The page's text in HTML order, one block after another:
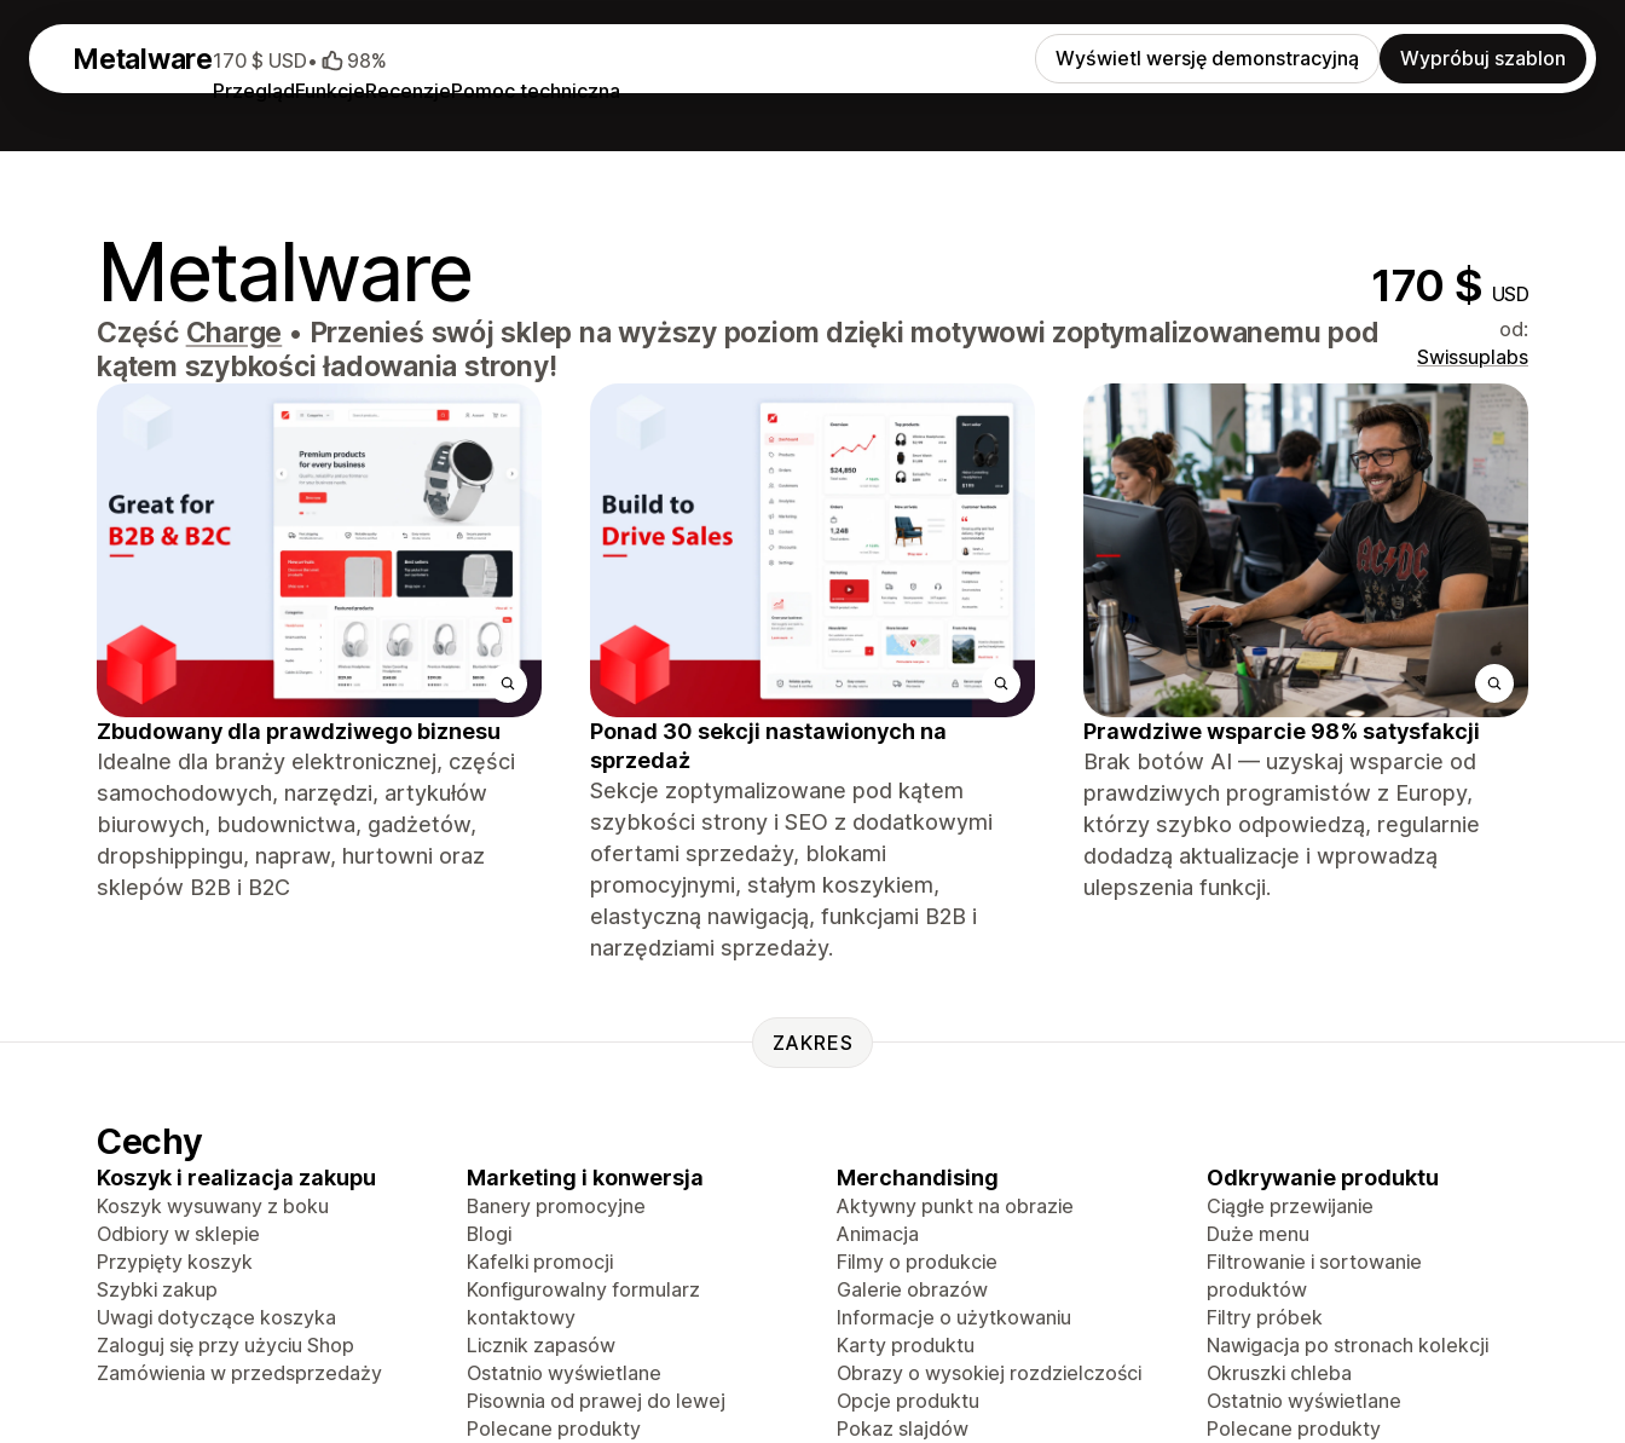
Metalware
PrzeglądFunkcjeRecenzjePomoc techniczna
170 $ USD• 98% Wyświetl wersję demonstracyjną Wypróbuj szablon
Metalware 170 $ USD
Część Charge • Przenieś swój sklep na wyższy poziom dzięki motywowi zoptymalizowanemu pod
kątem szybkości ładowania strony!
od:
Swissuplabs
Zbudowany dla prawdziwego biznesu
Idealne dla branży elektronicznej, części
samochodowych, narzędzi, artykułów
biurowych, budownictwa, gadżetów,
dropshippingu, napraw, hurtowni oraz
sklepów B2B i B2C
Ponad 30 sekcji nastawionych na
sprzedaż
Sekcje zoptymalizowane pod kątem
szybkości strony i SEO z dodatkowymi
ofertami sprzedaży, blokami
promocyjnymi, stałym koszykiem,
elastyczną nawigacją, funkcjami B2B i
narzędziami sprzedaży.
Prawdziwe wsparcie 98% satysfakcji
Brak botów AI — uzyskaj wsparcie od
prawdziwych programistów z Europy,
którzy szybko odpowiedzą, regularnie
dodadzą aktualizacje i wprowadzą
ulepszenia funkcji.
ZAKRES
Cechy
Koszyk i realizacja zakupu
Koszyk wysuwany z boku
Odbiory w sklepie
Przypięty koszyk
Szybki zakup
Uwagi dotyczące koszyka
Zaloguj się przy użyciu Shop
Zamówienia w przedsprzedaży
Marketing i konwersja
Banery promocyjne
Blogi
Kafelki promocji
Konfigurowalny formularz
kontaktowy
Licznik zapasów
Ostatnio wyświetlane
Pisownia od prawej do lewej
Polecane produkty
Merchandising
Aktywny punkt na obrazie
Animacja
Filmy o produkcie
Galerie obrazów
Informacje o użytkowaniu
Karty produktu
Obrazy o wysokiej rozdzielczości
Opcje produktu
Pokaz slajdów
Odkrywanie produktu
Ciągłe przewijanie
Duże menu
Filtrowanie i sortowanie
produktów
Filtry próbek
Nawigacja po stronach kolekcji
Okruszki chleba
Ostatnio wyświetlane
Polecane produkty